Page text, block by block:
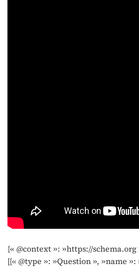
{« @context »: »https://
[{« @type »: »Question », »name